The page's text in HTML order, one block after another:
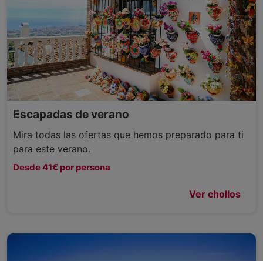
Escapadas de verano
Mira todas las ofertas que hemos preparado para ti
para este verano.
Desde 41€ por persona
Ver chollos